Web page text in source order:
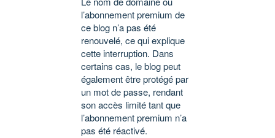
l’abonnement premium de
ce blog n’a pas été
renouvelé, ce qui explique
cette interruption. Dans
certains cas, le blog peut
également être protégé par
un mot de passe, rendant
son accès limité tant que
l’abonnement premium n’a
pas été réactivé.